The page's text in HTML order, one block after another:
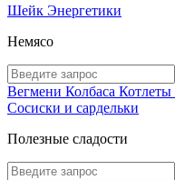
Шейк Энергетики
Немясо
Вегмени Колбаса Котлеты
Сосиски и сардельки
Полезные сладости